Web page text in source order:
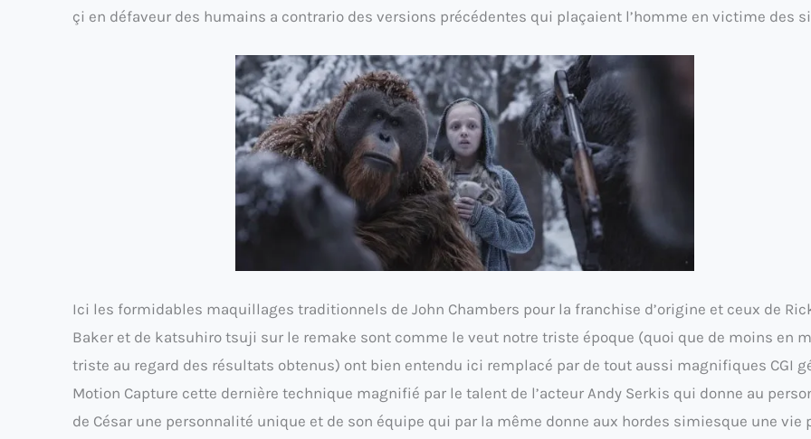
çi en défaveur des humains a contrario des versions précédentes qui plaçaient l’homme en victime des
Ici les formidables maquillages traditionnels de John Chambers pour la franchise d’origine et ceux de
Baker et de katsuhiro tsuji sur le remake sont comme le veut notre triste époque (quoi que de moins en
triste au regard des résultats obtenus) ont bien entendu ici remplacé par de tout aussi magnifiques CGI
Motion Capture cette dernière technique magnifié par le talent de l’acteur Andy Serkis qui donne au
de César une personnalité unique et de son équipe qui par la même donne aux hordes simiesque une vie